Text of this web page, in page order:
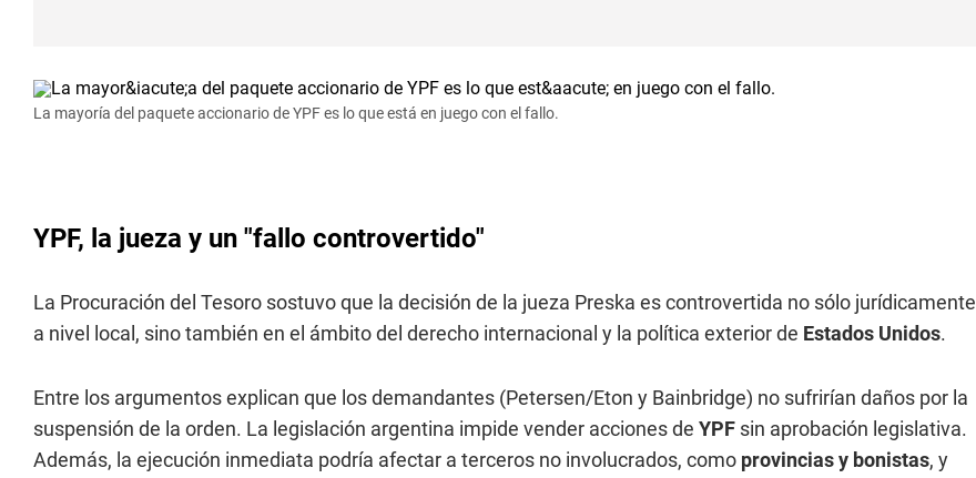
La mayoría del paquete accionario de YPF es lo que está en juego con el fallo.
YPF, la jueza y un "fallo controvertido"
La Procuración del Tesoro sostuvo que la decisión de la jueza Preska es controvertida no sólo jurídicamente
a nivel local, sino también en el ámbito del derecho internacional y la política exterior de Estados Unidos.
Entre los argumentos explican que los demandantes (Petersen/Eton y Bainbridge) no sufrirían daños por la
suspensión de la orden. La legislación argentina impide vender acciones de YPF sin aprobación legislativa.
Además, la ejecución inmediata podría afectar a terceros no involucrados, como provincias y bonistas, y